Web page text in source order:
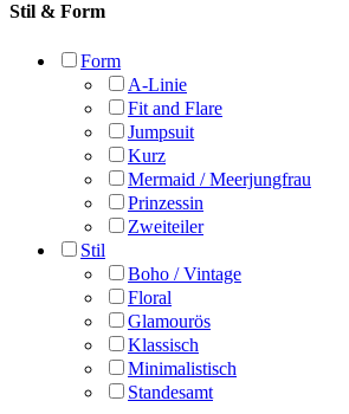
Stil & Form
Form
A-Linie
Fit and Flare
Jumpsuit
Kurz
Mermaid / Meerjungfrau
Prinzessin
Zweiteiler
Stil
Boho / Vintage
Floral
Glamourös
Klassisch
Minimalistisch
Standesamt